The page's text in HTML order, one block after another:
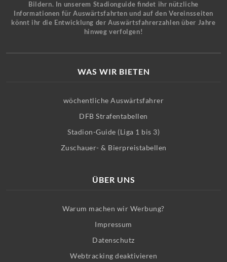
Bildern. In unserem Stadionguide findet ihr nützliche
Informationen für Auswärtsfahrten und auf den Vereinsseiten
könnt ihr die Entwicklung der Auswärtsfahrerzahlen über Jahre
hinweg verfolgen!
WAS WIR BIETEN
wöchentliche Auswärtsfahrer
DFB Strafentabellen
Stadion-Guide (Liga 1 bis 3)
Zuschauer- & Bierpreistabellen
ÜBER UNS
Warum machen wir Werbung?
Impressum
Datenschutz
Webtracking deaktivieren